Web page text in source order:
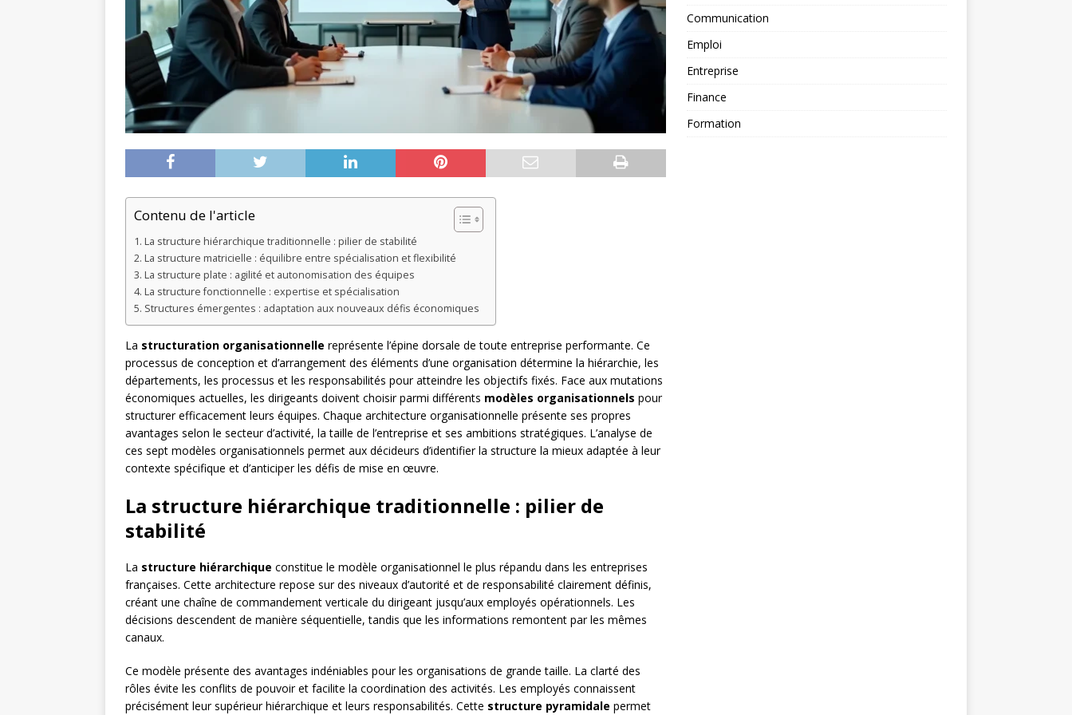
Contenu de l'article
La structure hiérarchique traditionnelle : pilier de stabilité
La structure matricielle : équilibre entre spécialisation et flexibilité
La structure plate : agilité et autonomisation des équipes
La structure fonctionnelle : expertise et spécialisation
Structures émergentes : adaptation aux nouveaux défis économiques
La structuration organisationnelle représente l’épine dorsale de toute entreprise performante. Ce
processus de conception et d’arrangement des éléments d’une organisation détermine la hiérarchie, les
départements, les processus et les responsabilités pour atteindre les objectifs fixés. Face aux mutations
économiques actuelles, les dirigeants doivent choisir parmi différents modèles organisationnels pour
structurer efficacement leurs équipes. Chaque architecture organisationnelle présente ses propres
avantages selon le secteur d’activité, la taille de l’entreprise et ses ambitions stratégiques. L’analyse de
ces sept modèles organisationnels permet aux décideurs d’identifier la structure la mieux adaptée à leur
contexte spécifique et d’anticiper les défis de mise en œuvre.
La structure hiérarchique traditionnelle : pilier de
stabilité
La structure hiérarchique constitue le modèle organisationnel le plus répandu dans les entreprises
françaises. Cette architecture repose sur des niveaux d’autorité et de responsabilité clairement définis,
créant une chaîne de commandement verticale du dirigeant jusqu’aux employés opérationnels. Les
décisions descendent de manière séquentielle, tandis que les informations remontent par les mêmes
canaux.
Ce modèle présente des avantages indéniables pour les organisations de grande taille. La clarté des
rôles évite les conflits de pouvoir et facilite la coordination des activités. Les employés connaissent
précisément leur supérieur hiérarchique et leurs responsabilités. Cette structure pyramidale permet
Communication
Emploi
Entreprise
Finance
Formation